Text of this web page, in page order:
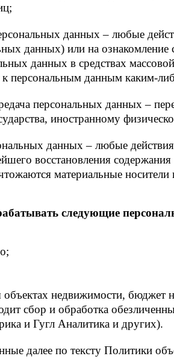
данных – любые
данных) или на
данных в средствах
к персональным данным каким-
персональных данных –
иностранному
данных – любые
восстановления
материальные
следующие
недвижимости, бюджет
сбор и обработка
и Гугл Аналитика и других).
далее по тексту Политики